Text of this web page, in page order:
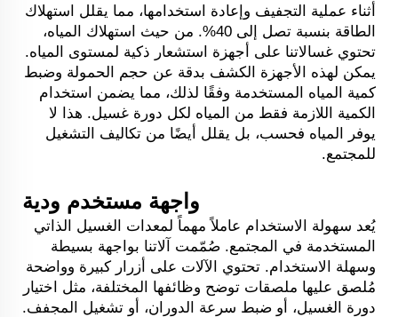
أثناء عملية التجفيف وإعادة استخدامها، مما يقلل استهلاك
الطاقة بنسبة تصل إلى 40%. من حيث استهلاك المياه،
تحتوي غسالاتنا على أجهزة استشعار ذكية لمستوى المياه.
يمكن لهذه الأجهزة الكشف بدقة عن حجم الحمولة وضبط
كمية المياه المستخدمة وفقًا لذلك، مما يضمن استخدام
الكمية اللازمة فقط من المياه لكل دورة غسيل. هذا لا
يوفر المياه فحسب، بل يقلل أيضًا من تكاليف التشغيل
للمجتمع.
واجهة مستخدم ودية
يُعد سهولة الاستخدام عاملاً مهماً لمعدات الغسيل الذاتي
المستخدمة في المجتمع. صُمّمت آلاتنا بواجهة بسيطة
وسهلة الاستخدام. تحتوي الآلات على أزرار كبيرة وواضحة
مُلصق عليها ملصقات توضح وظائفها المختلفة، مثل اختيار
دورة الغسيل، أو ضبط سرعة الدوران، أو تشغيل المجفف.